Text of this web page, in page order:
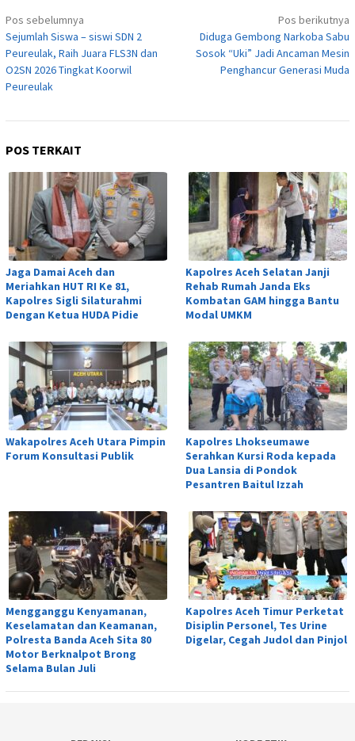
Navigasi
pos
Pos sebelumnya
Sejumlah Siswa – siswi SDN 2
Peureulak, Raih Juara FLS3N dan
O2SN 2026 Tingkat Koorwil
Peureulak
Pos berikutnya
Diduga Gembong Narkoba Sabu
Sosok “Uki” Jadi Ancaman Mesin
Penghancur Generasi Muda
POS TERKAIT
Jaga Damai Aceh dan
Meriahkan HUT RI Ke 81,
Kapolres Sigli Silaturahmi
Dengan Ketua HUDA Pidie
Kapolres Aceh Selatan Janji
Rehab Rumah Janda Eks
Kombatan GAM hingga Bantu
Modal UMKM
Wakapolres Aceh Utara Pimpin
Forum Konsultasi Publik
Kapolres Lhokseumawe
Serahkan Kursi Roda kepada
Dua Lansia di Pondok
Pesantren Baitul Izzah
Mengganggu Kenyamanan,
Keselamatan dan Keamanan,
Polresta Banda Aceh Sita 80
Motor Berknalpot Brong
Selama Bulan Juli
Kapolres Aceh Timur Perketat
Disiplin Personel, Tes Urine
Digelar, Cegah Judol dan Pinjol